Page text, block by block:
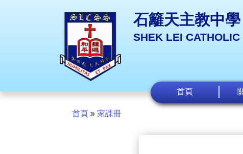
石籬天主教中學
SHEK LEI
首頁
首頁 » 家課冊